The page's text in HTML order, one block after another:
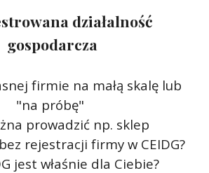
działalność
gospodarcza
firmie na małą skalę lub
"na próbę"
prowadzić np. sklep
rejestracji firmy w CEIDG?
jest właśnie dla Ciebie?